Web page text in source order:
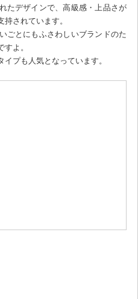
たデザインで、高級感・上品さが
されています。
ごとにもふさわしいブランドのた
よ。
プも人気となっています。